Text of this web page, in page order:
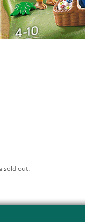
sold out.